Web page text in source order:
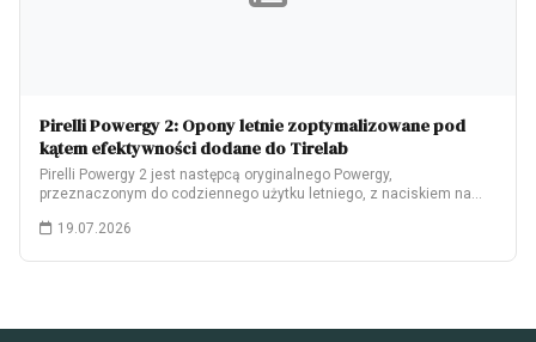
Pirelli Powergy 2: Opony letnie zoptymalizowane pod
kątem efektywności dodane do Tirelab
Pirelli Powergy 2 jest następcą oryginalnego Powergy,
przeznaczonym do codziennego użytku letniego, z naciskiem na…
19.07.2026